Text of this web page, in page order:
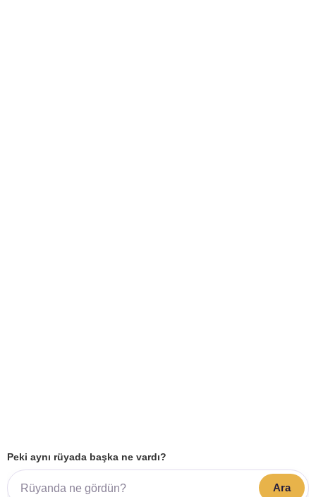
Peki aynı rüyada başka ne vardı?
Ara